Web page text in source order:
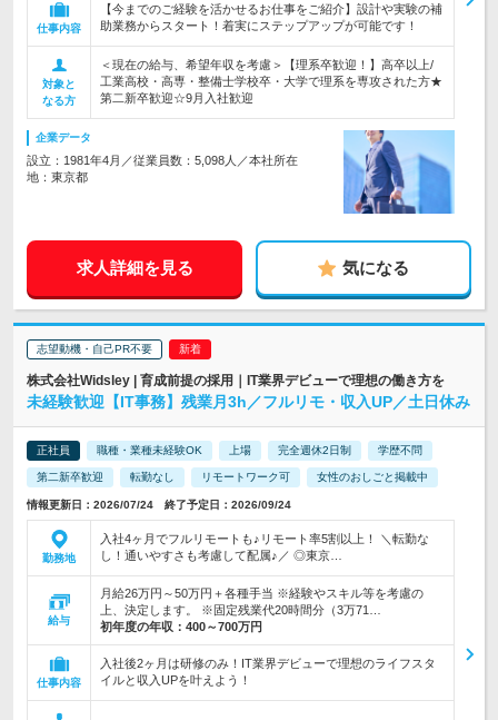
仕事内容
【今までのご経験を活かせるお仕事をご紹介】設計や実験の補
助業務からスタート！着実にステップアップが可能です！
対象と
なる方
＜現在の給与、希望年収を考慮＞【理系卒歓迎！】高卒以上/
工業高校・高専・整備士学校卒・大学で理系を専攻された方★
第二新卒歓迎☆9月入社歓迎
企業データ
設立：1981年4月／従業員数：5,098人／本社所在
地：東京都
求人詳細を見る 気になる
志望動機・自己PR不要
株式会社Widsley | 育成前提の採用｜IT業界デビューで理想の働き方を
未経験歓迎【IT事務】残業月3h／フルリモ・収入UP／土日休み
正社員 職種・業種未経験OK 上場 完全週休2日制 学歴不問
第二新卒歓迎 転勤なし リモートワーク可 女性のおしごと掲載中
情報更新日：2026/07/24 終了予定日：2026/09/24
勤務地
入社4ヶ月でフルリモートも♪リモート率5割以上！ ＼転勤な
し！通いやすさも考慮して配属♪／ ◎東京…
給与
月給26万円～50万円＋各種手当 ※経験やスキル等を考慮の
上、決定します。 ※固定残業代20時間分（3万71…
初年度の年収： 400～700万円
仕事内容
入社後2ヶ月は研修のみ！IT業界デビューで理想のライフスタ
イルと収入UPを叶えよう！